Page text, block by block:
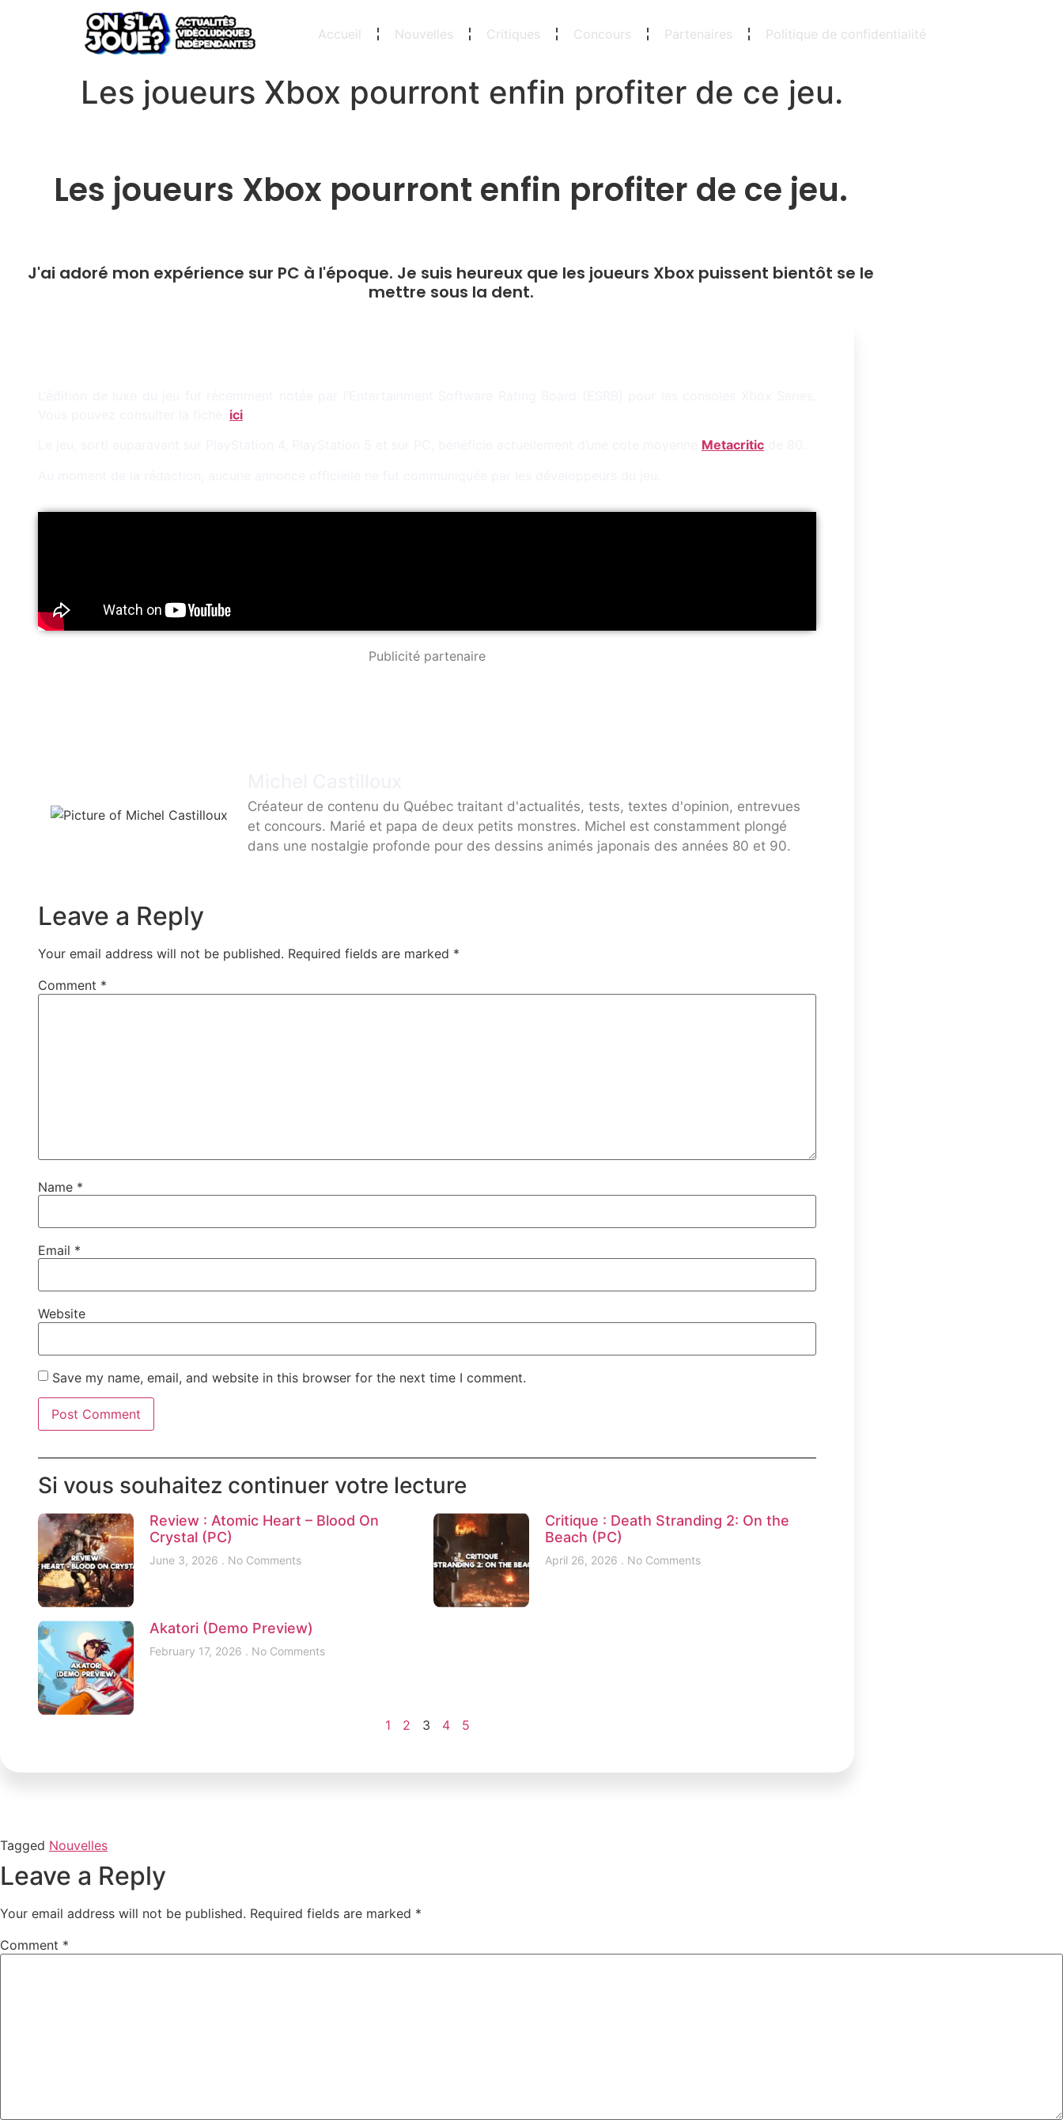
Accueil Nouvelles Critiques Concours Partenaires Politique de confidentialité
Les joueurs Xbox pourront enfin profiter de ce jeu.
Les joueurs Xbox pourront enfin profiter de ce jeu.
J'ai adoré mon expérience sur PC à l'époque. Je suis heureux que les joueurs Xbox puissent bientôt se le
mettre sous la dent.
ici
Metacritic
Publicité partenaire
Créateur de contenu du Québec traitant d'actualités, tests, textes d'opinion, entrevues
et concours. Marié et papa de deux petits monstres. Michel est constamment plongé
dans une nostalgie profonde pour des dessins animés japonais des années 80 et 90.
Leave a Reply
Your email address will not be published. Required fields are marked *
Comment *
Name *
Email *
Website
Save my name, email, and website in this browser for the next time I comment.
Si vous souhaitez continuer votre lecture
Review : Atomic Heart – Blood On
Crystal (PC)
June 3, 2026 No Comments
Critique : Death Stranding 2: On the
Beach (PC)
April 26, 2026 No Comments
Akatori (Demo Preview)
February 17, 2026 No Comments
1 2 3 4 5
Tagged Nouvelles
Leave a Reply
Your email address will not be published. Required fields are marked *
Comment *